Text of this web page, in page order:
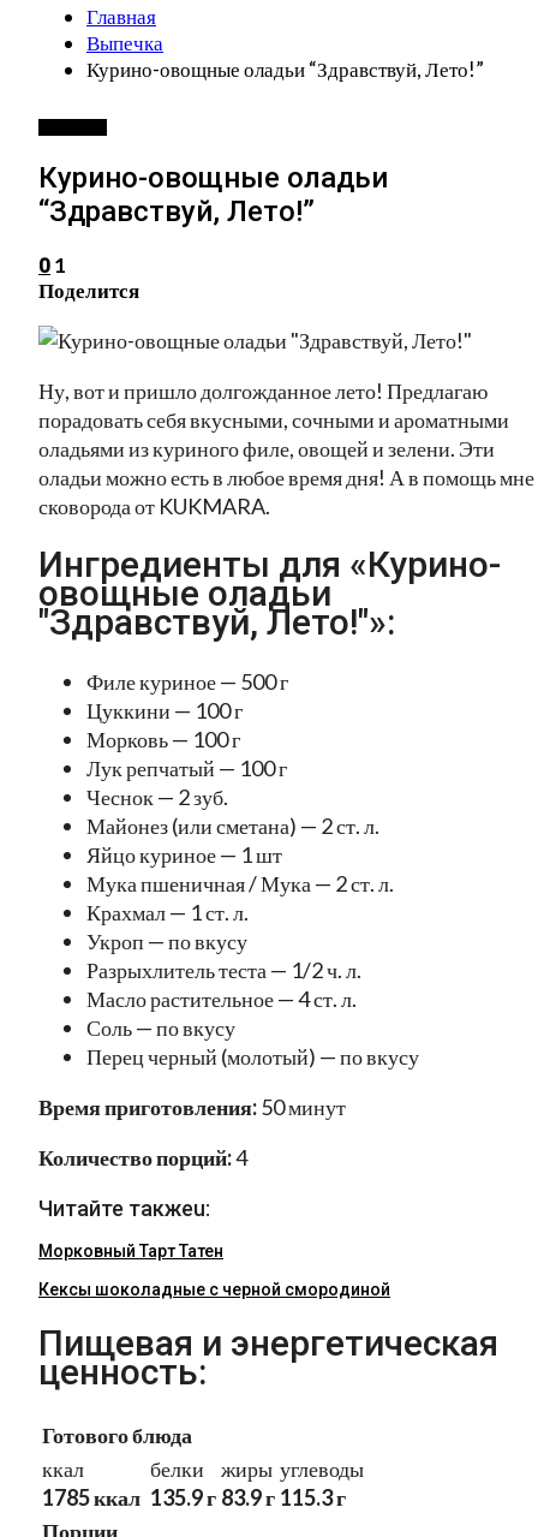
Главная
Выпечка
Курино-овощные оладьи “Здравствуй, Лето!”
Курино-овощные оладьи
“Здравствуй, Лето!”
0 1
Поделится
Ну, вот и пришло долгожданное лето! Предлагаю
порадовать себя вкусными, сочными и ароматными
оладьями из куриного филе, овощей и зелени. Эти
оладьи можно есть в любое время дня! А в помощь мне
сковорода от KUKMARA.
Ингредиенты для «Курино-
овощные оладьи
"Здравствуй, Лето!"»:
Филе куриное — 500 г
Цуккини — 100 г
Морковь — 100 г
Лук репчатый — 100 г
Чеснок — 2 зуб.
Майонез (или сметана) — 2 ст. л.
Яйцо куриное — 1 шт
Мука пшеничная / Мука — 2 ст. л.
Крахмал — 1 ст. л.
Укроп — по вкусу
Разрыхлитель теста — 1/2 ч. л.
Масло растительное — 4 ст. л.
Соль — по вкусу
Перец черный (молотый) — по вкусу
Время приготовления:50 минут
Количество порций:4
Читайте такжеu:
Морковный Тарт Татен
Кексы шоколадные с черной смородиной
Пищевая и энергетическая
ценность:
Готового блюда
ккал
1785 ккал
белки
135.9 г
жиры
83.9 г
углеводы
115.3 г
Порции